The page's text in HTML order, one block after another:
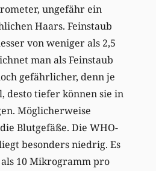
ungefähr ein
Haars. Feinstaub
von weniger als 2,5
man als Feinstaub
gefährlicher, denn je
desto tiefer können sie in
Möglicherweise
Blutgefäße. Die WHO-
besonders niedrig. Es
10 Mikrogramm pro